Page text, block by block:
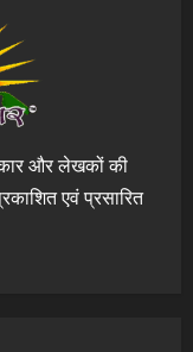
और लेखकों की
एवं प्रसारित